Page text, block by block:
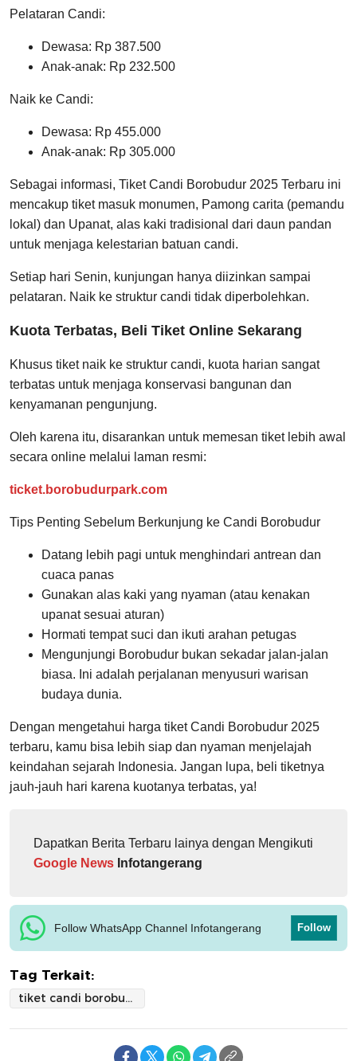
Pelataran Candi:
Dewasa: Rp 387.500
Anak-anak: Rp 232.500
Naik ke Candi:
Dewasa: Rp 455.000
Anak-anak: Rp 305.000
Sebagai informasi, Tiket Candi Borobudur 2025 Terbaru ini
mencakup tiket masuk monumen, Pamong carita (pemandu
lokal) dan Upanat, alas kaki tradisional dari daun pandan
untuk menjaga kelestarian batuan candi.
Setiap hari Senin, kunjungan hanya diizinkan sampai
pelataran. Naik ke struktur candi tidak diperbolehkan.
Kuota Terbatas, Beli Tiket Online Sekarang
Khusus tiket naik ke struktur candi, kuota harian sangat
terbatas untuk menjaga konservasi bangunan dan
kenyamanan pengunjung.
Oleh karena itu, disarankan untuk memesan tiket lebih awal
secara online melalui laman resmi:
ticket.borobudurpark.com
Tips Penting Sebelum Berkunjung ke Candi Borobudur
Datang lebih pagi untuk menghindari antrean dan
cuaca panas
Gunakan alas kaki yang nyaman (atau kenakan
upanat sesuai aturan)
Hormati tempat suci dan ikuti arahan petugas
Mengunjungi Borobudur bukan sekadar jalan-jalan
biasa. Ini adalah perjalanan menyusuri warisan
budaya dunia.
Dengan mengetahui harga tiket Candi Borobudur 2025
terbaru, kamu bisa lebih siap dan nyaman menjelajah
keindahan sejarah Indonesia. Jangan lupa, beli tiketnya
jauh-jauh hari karena kuotanya terbatas, ya!
Dapatkan Berita Terbaru lainya dengan Mengikuti
Google News Infotangerang
Follow WhatsApp Channel Infotangerang Follow
Tag Terkait:
tiket candi borobudur